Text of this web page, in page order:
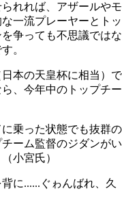
れれば、アザールやモ
一流プレーヤーとトッ
争っても不思議ではな
。
本の天皇杯に相当）で
、今年中のトップチー
乗った状態でも抜群の
ーム監督のジダンがい
小宮氏）
に......ぐゎんばれ、久